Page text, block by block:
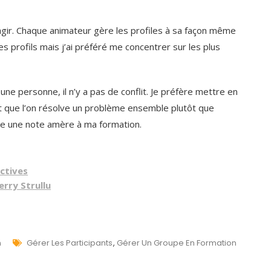
Chaque animateur gère les profiles à sa façon même
profils mais j’ai préféré me concentrer sur les plus
personne, il n’y a pas de conflit. Je préfère mettre en
l’on résolve un problème ensemble plutôt que
une note amère à ma formation.
Strullu
Tags
Gérer Les Participants, Gérer Un Groupe En Formation